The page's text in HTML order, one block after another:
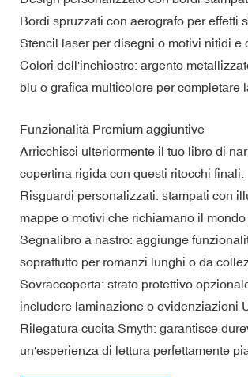
Bordi spruzzati con aerografo per effetti
Stencil laser per disegni o motivi nitidi e
Colori dell'inchiostro: argento
blu o grafica multicolore per completare
Funzionalità Premium aggiuntive
Arricchisci ulteriormente il tuo libro di
copertina rigida con questi ritocchi finali:
Risguardi personalizzati: stampati con
mappe o motivi che richiamano il mondo
Segnalibro a nastro: aggiunge
soprattutto per romanzi lunghi o da
Sovraccoperta: strato protettivo
includere laminazione o evidenziazioni
Rilegatura cucita Smyth: garantisce
un'esperienza di lettura perfettamente